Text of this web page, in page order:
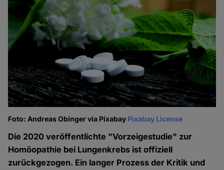
Foto: Andreas Obinger via Pixabay Pixabay License
Die 2020 veröffentlichte "Vorzeigestudie" zur
Homöopathie bei Lungenkrebs ist offiziell
zurückgezogen. Ein langer Prozess der Kritik und